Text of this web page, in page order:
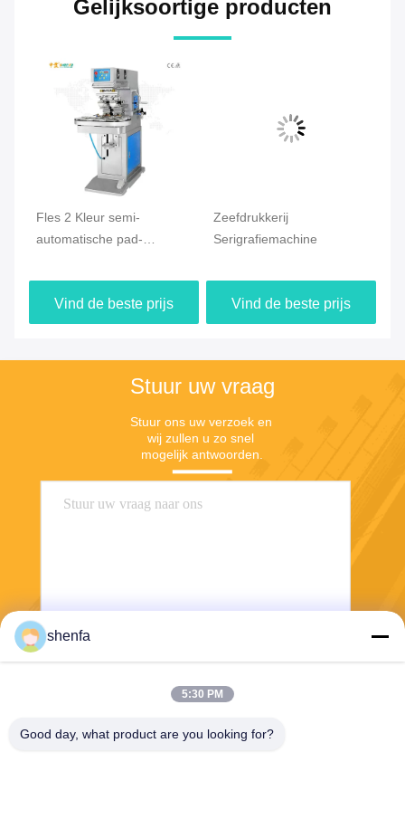
Gelijksoortige producten
Fles 2 Kleur semi-
automatische pad-
Vind de beste prijs
Zeefdrukkerij
Serigrafiemachine
Vind de beste prijs
Stuur uw vraag
Stuur ons uw verzoek en
wij zullen u zo snel
mogelijk antwoorden.
Stuur
shenfa
5:30 PM
Good day, what product are you looking for?